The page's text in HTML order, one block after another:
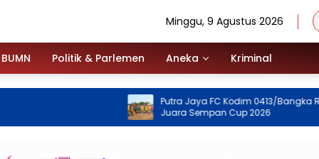
Minggu, 9 Agustus 2026
BUMN Politik & Parlemen Aneka Kriminal
Putra Jaya FC Kodim 0413/Bangka Raih
Juara Sempan Cup 2026